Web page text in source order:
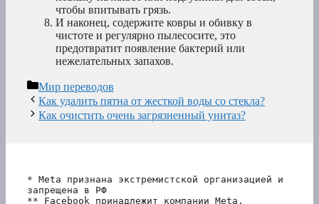
чтобы впитывать грязь.
И наконец, содержите ковры и обивку в
чистоте и регулярно пылесосите, это
предотвратит появление бактерий или
нежелательных запахов.
Рубрики
Мир переводов
Как удалить пятна от жесткой воды со стекла?
Как очистить очень загрязненный унитаз?
* Meta признана экстремистской организацией и
запрещена в РФ
** Facebook принадлежит компании Meta,